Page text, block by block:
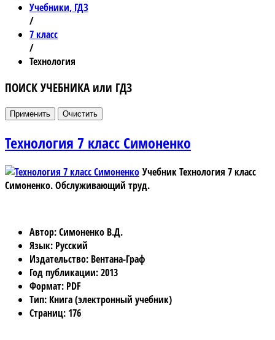
Учебники, ГДЗ
/
7 класс
/
Технология
ПОИСК УЧЕБНИКА или ГДЗ
Технология 7 класс Симоненко
Учебник Технология 7 класс
Симоненко.Обслуживающий труд.
Автор: Симоненко В.Д.
Язык: Русский
Издательство: Вентана-Граф
Год публикации: 2013
Формат: PDF
Тип: Книга (электронный учебник)
Страниц: 176